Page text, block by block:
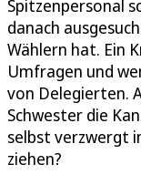
Spitzenpersonal
danach
Wählern hat. Ein
Umfragen und
von Delegierten.
Schwester die
selbst verzwergt
ziehen?